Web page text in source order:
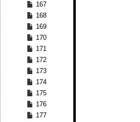
167
168
169
170
171
172
173
174
175
176
177